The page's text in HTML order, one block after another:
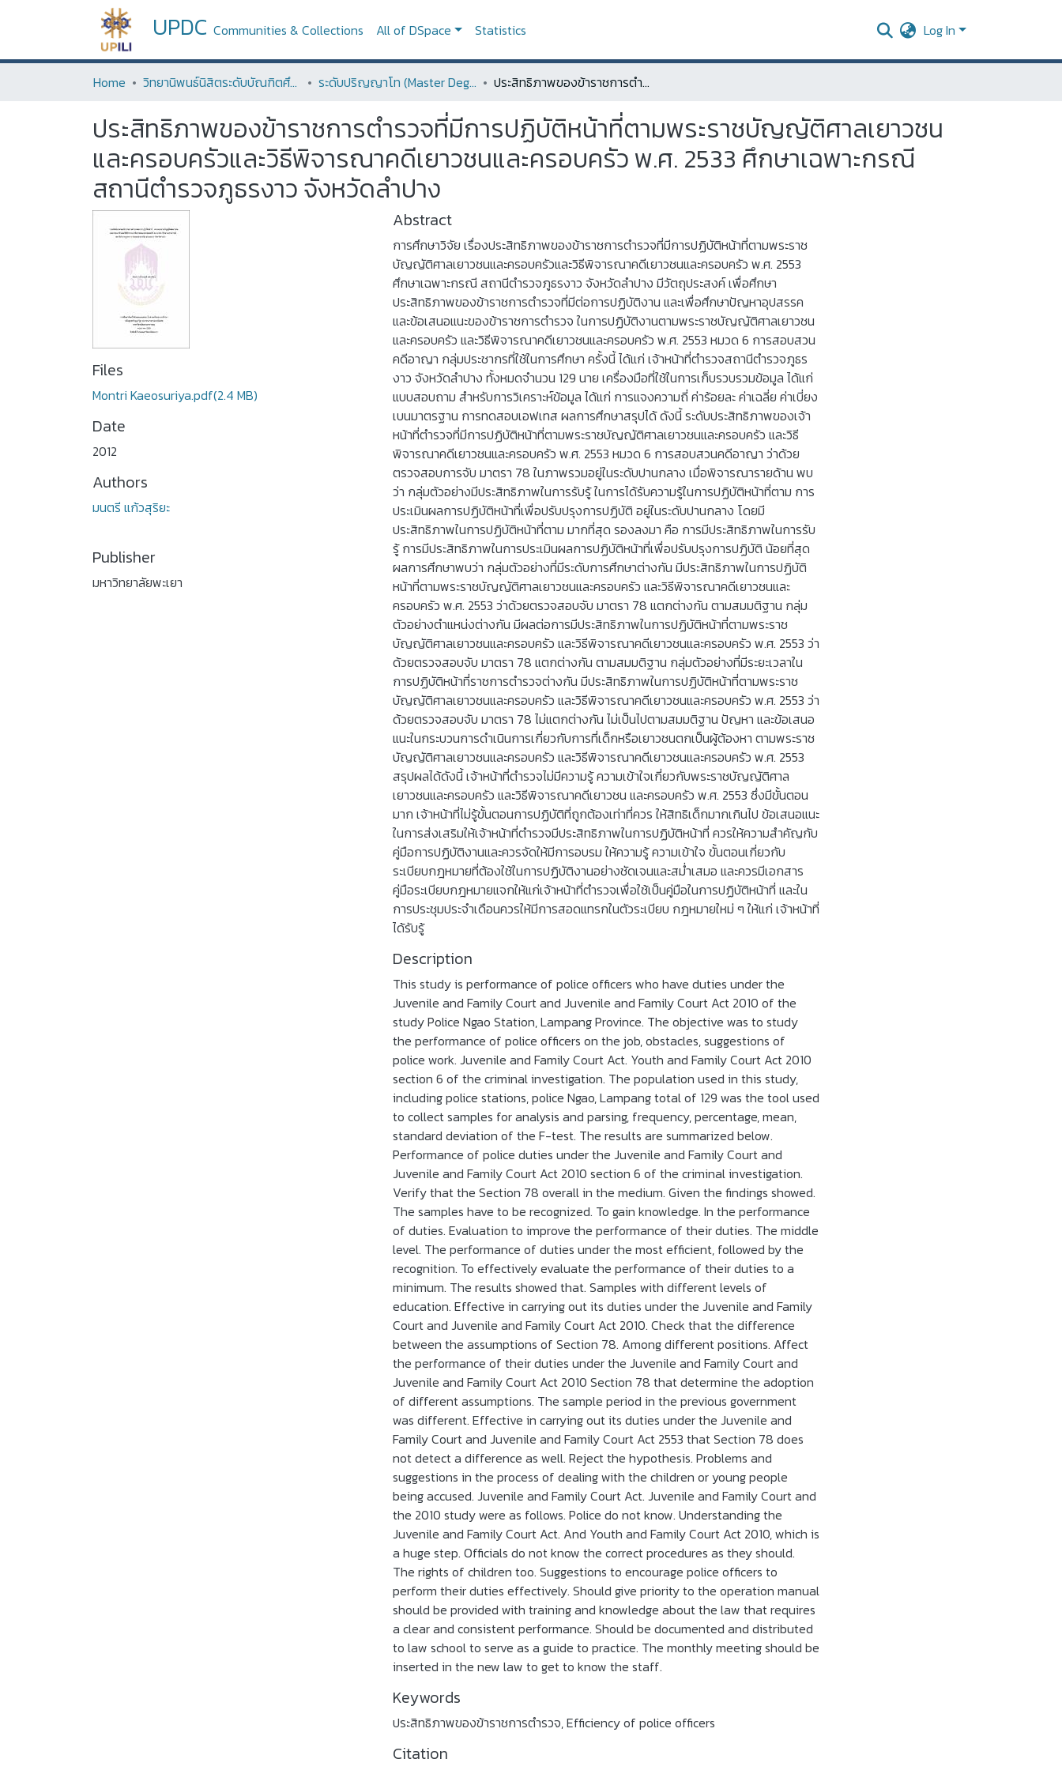
UPDC Communities & Collections All of DSpace Statistics Log In
Home วิทยานิพนธ์นิสิตระดับบัณฑิตศึกษา (Thesis of Graduate Students) ระดับปริญญาโท (Master Degree) ประสิทธิภาพของข้าราชการตำรวจที่มีการปฏิบัติหน้าที่ตามพระราชบัญญัติศาลเยาวชนและครอบครัวและวิธีพิจารณาคดีเยาวชนและครอบครัว พ.ศ. 2533 ศึกษาเฉพาะกรณี สถานีตำรวจภูธรงาว จังหวัดลำปาง
ประสิทธิภาพของข้าราชการตำรวจที่มีการปฏิบัติหน้าที่ตามพระราชบัญญัติศาลเยาวชน
และครอบครัวและวิธีพิจารณาคดีเยาวชนและครอบครัว พ.ศ. 2533 ศึกษาเฉพาะกรณี
สถานีตำรวจภูธรงาว จังหวัดลำปาง
Files
Montri Kaeosuriya.pdf(2.4 MB)
Date
2012
Authors
มนตรี แก้วสุริยะ
Publisher
มหาวิทยาลัยพะเยา
Abstract
การศึกษาวิจัย เรื่องประสิทธิภาพของข้าราชการตำรวจที่มีการปฏิบัติหน้าที่ตามพระราช
บัญญัติศาลเยาวชนและครอบครัวและวิธีพิจารณาคดีเยาวชนและครอบครัว พ.ศ. 2553
ศึกษาเฉพาะกรณี สถานีตำรวจภูธรงาว จังหวัดลำปาง มีวัตถุประสงค์ เพื่อศึกษา
ประสิทธิภาพของข้าราชการตำรวจที่มีต่อการปฏิบัติงาน และเพื่อศึกษาปัญหาอุปสรรค
และข้อเสนอแนะของข้าราชการตำรวจ ในการปฏิบัติงานตามพระราชบัญญัติศาลเยาวชน
และครอบครัว และวิธีพิจารณาคดีเยาวชนและครอบครัว พ.ศ. 2553 หมวด 6 การสอบสวน
คดีอาญา กลุ่มประชากรที่ใช้ในการศึกษา ครั้งนี้ ได้แก่ เจ้าหน้าที่ตำรวจสถานีตำรวจภูธร
งาว จังหวัดลำปาง ทั้งหมดจำนวน 129 นาย เครื่องมือที่ใช้ในการเก็บรวบรวมข้อมูล ได้แก่
แบบสอบถาม สำหรับการวิเคราะห์ข้อมูล ได้แก่ การแจงความถี่ ค่าร้อยละ ค่าเฉลี่ย ค่าเบี่ยง
เบนมาตรฐาน การทดสอบเอฟเทส ผลการศึกษาสรุปได้ ดังนี้ ระดับประสิทธิภาพของเจ้า
หน้าที่ตำรวจที่มีการปฏิบัติหน้าที่ตามพระราชบัญญัติศาลเยาวชนและครอบครัว และวิธี
พิจารณาคดีเยาวชนและครอบครัว พ.ศ. 2553 หมวด 6 การสอบสวนคดีอาญา ว่าด้วย
ตรวจสอบการจับ มาตรา 78 ในภาพรวมอยู่ในระดับปานกลาง เมื่อพิจารณารายด้าน พบ
ว่า กลุ่มตัวอย่างมีประสิทธิภาพในการรับรู้ ในการได้รับความรู้ในการปฏิบัติหน้าที่ตาม การ
ประเมินผลการปฏิบัติหน้าที่เพื่อปรับปรุงการปฏิบัติ อยู่ในระดับปานกลาง โดยมี
ประสิทธิภาพในการปฏิบัติหน้าที่ตาม มากที่สุด รองลงมา คือ การมีประสิทธิภาพในการรับ
รู้ การมีประสิทธิภาพในการประเมินผลการปฏิบัติหน้าที่เพื่อปรับปรุงการปฏิบัติ น้อยที่สุด
ผลการศึกษาพบว่า กลุ่มตัวอย่างที่มีระดับการศึกษาต่างกัน มีประสิทธิภาพในการปฏิบัติ
หน้าที่ตามพระราชบัญญัติศาลเยาวชนและครอบครัว และวิธีพิจารณาคดีเยาวชนและ
ครอบครัว พ.ศ. 2553 ว่าด้วยตรวจสอบจับ มาตรา 78 แตกต่างกัน ตามสมมติฐาน กลุ่ม
ตัวอย่างตำแหน่งต่างกัน มีผลต่อการมีประสิทธิภาพในการปฏิบัติหน้าที่ตามพระราช
บัญญัติศาลเยาวชนและครอบครัว และวิธีพิจารณาคดีเยาวชนและครอบครัว พ.ศ. 2553 ว่า
ด้วยตรวจสอบจับ มาตรา 78 แตกต่างกัน ตามสมมติฐาน กลุ่มตัวอย่างที่มีระยะเวลาใน
การปฏิบัติหน้าที่ราชการตำรวจต่างกัน มีประสิทธิภาพในการปฏิบัติหน้าที่ตามพระราช
บัญญัติศาลเยาวชนและครอบครัว และวิธีพิจารณาคดีเยาวชนและครอบครัว พ.ศ. 2553 ว่า
ด้วยตรวจสอบจับ มาตรา 78 ไม่แตกต่างกัน ไม่เป็นไปตามสมมติฐาน ปัญหา และข้อเสนอ
แนะในกระบวนการดำเนินการเกี่ยวกับการที่เด็กหรือเยาวชนตกเป็นผู้ต้องหา ตามพระราช
บัญญัติศาลเยาวชนและครอบครัว และวิธีพิจารณาคดีเยาวชนและครอบครัว พ.ศ. 2553
สรุปผลได้ดังนี้ เจ้าหน้าที่ตำรวจไม่มีความรู้ ความเข้าใจเกี่ยวกับพระราชบัญญัติศาล
เยาวชนและครอบครัว และวิธีพิจารณาคดีเยาวชน และครอบครัว พ.ศ. 2553 ซึ่งมีขั้นตอน
มาก เจ้าหน้าที่ไม่รู้ขั้นตอนการปฏิบัติที่ถูกต้องเท่าที่ควร ให้สิทธิเด็กมากเกินไป ข้อเสนอแนะ
ในการส่งเสริมให้เจ้าหน้าที่ตำรวจมีประสิทธิภาพในการปฏิบัติหน้าที่ ควรให้ความสำคัญกับ
คู่มือการปฏิบัติงานและควรจัดให้มีการอบรม ให้ความรู้ ความเข้าใจ ขั้นตอนเกี่ยวกับ
ระเบียบกฎหมายที่ต้องใช้ในการปฏิบัติงานอย่างชัดเจนและสม่ำเสมอ และควรมีเอกสาร
คู่มือระเบียบกฎหมายแจกให้แก่เจ้าหน้าที่ตำรวจเพื่อใช้เป็นคู่มือในการปฏิบัติหน้าที่ และใน
การประชุมประจำเดือนควรให้มีการสอดแทรกในตัวระเบียบ กฎหมายใหม่ ๆ ให้แก่ เจ้าหน้าที่
ได้รับรู้
Description
This study is performance of police officers who have duties under the
Juvenile and Family Court and Juvenile and Family Court Act 2010 of the
study Police Ngao Station, Lampang Province. The objective was to study
the performance of police officers on the job, obstacles, suggestions of
police work. Juvenile and Family Court Act. Youth and Family Court Act 2010
section 6 of the criminal investigation. The population used in this study,
including police stations, police Ngao, Lampang total of 129 was the tool used
to collect samples for analysis and parsing, frequency, percentage, mean,
standard deviation of the F-test. The results are summarized below.
Performance of police duties under the Juvenile and Family Court and
Juvenile and Family Court Act 2010 section 6 of the criminal investigation.
Verify that the Section 78 overall in the medium. Given the findings showed.
The samples have to be recognized. To gain knowledge. In the performance
of duties. Evaluation to improve the performance of their duties. The middle
level. The performance of duties under the most efficient, followed by the
recognition. To effectively evaluate the performance of their duties to a
minimum. The results showed that. Samples with different levels of
education. Effective in carrying out its duties under the Juvenile and Family
Court and Juvenile and Family Court Act 2010. Check that the difference
between the assumptions of Section 78. Among different positions. Affect
the performance of their duties under the Juvenile and Family Court and
Juvenile and Family Court Act 2010 Section 78 that determine the adoption
of different assumptions. The sample period in the previous government
was different. Effective in carrying out its duties under the Juvenile and
Family Court and Juvenile and Family Court Act 2553 that Section 78 does
not detect a difference as well. Reject the hypothesis. Problems and
suggestions in the process of dealing with the children or young people
being accused. Juvenile and Family Court Act. Juvenile and Family Court and
the 2010 study were as follows. Police do not know. Understanding the
Juvenile and Family Court Act. And Youth and Family Court Act 2010, which is
a huge step. Officials do not know the correct procedures as they should.
The rights of children too. Suggestions to encourage police officers to
perform their duties effectively. Should give priority to the operation manual
should be provided with training and knowledge about the law that requires
a clear and consistent performance. Should be documented and distributed
to law school to serve as a guide to practice. The monthly meeting should be
inserted in the new law to get to know the staff.
Keywords
ประสิทธิภาพของข้าราชการตำรวจ,Efficiency of police officers
Citation